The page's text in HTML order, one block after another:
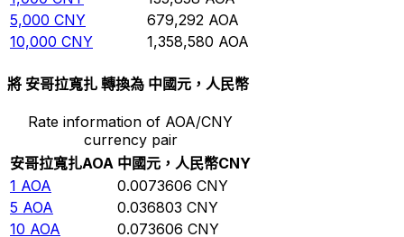
5,000 CNY 679,292 AOA
10,000 CNY 1,358,580 AOA
將 安哥拉寬扎 轉換為 中國元，人民幣
Rate information of AOA/CNY
currency pair
安哥拉寬扎AOA 中國元，人民幣CNY
1 AOA 0.0073606 CNY
5 AOA 0.036803 CNY
10 AOA 0.073606 CNY